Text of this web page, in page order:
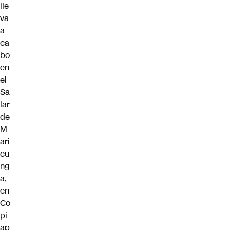
lle
va
a
ca
bo
en
el
Sa
lar
de
M
ari
cu
ng
a,
en
Co
pi
ap